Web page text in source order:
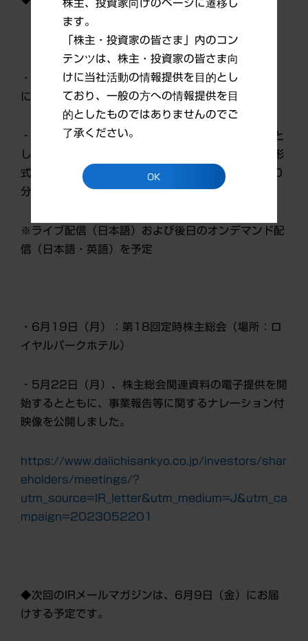
・6月6日(火)：米国臨床腫瘍学会（ASCO 2023）
における当社発表内容のハイライト
‐機関投資家・証券アナリスト・報道関係者を対象と
した現地での対面開催とオンラインのハイブリッド形
式による説明会※（日本時間6月6日(火) 午前9時30
分開始）
※ライブ配信（日本語）および後日のオンデマンド配
信（日本語・英語）を予定
・6月19日（月）：第18回定時株主総会（場所：ロ
イヤルパークホテル）
‐5月22日（月）、株主総会 関連資料の電子提供を開
始するとともに、事業報告等に関するナレーション付
映像を公開しました。
https://www.daiichisankyo.co.jp/investors/shar
eholders/meetings/?
utm_source=IR_letter&utm_medium=J&utm_ca
mpaign=2023052201
◆次回のIRメールマガジンは、6月9日（金）にお届
けする予定です。
株主、投資家向けのページに遷移し
ます。
「株主・投資家の皆さま」内のコン
テンツは、株主・投資家の皆さま向
けに当社活動の情報提供を目的とし
ており、一般の方への情報提供を目
的としたものではありませんのでご
了承ください。
OK